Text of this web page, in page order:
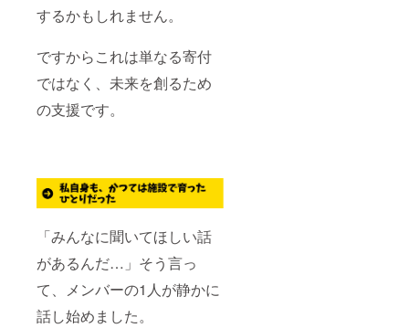
するかもしれません。
ですからこれは単なる寄付
ではなく、未来を創るため
の支援です。
「みんなに聞いてほしい話
があるんだ…」そう言っ
て、メンバーの1人が静かに
話し始めました。